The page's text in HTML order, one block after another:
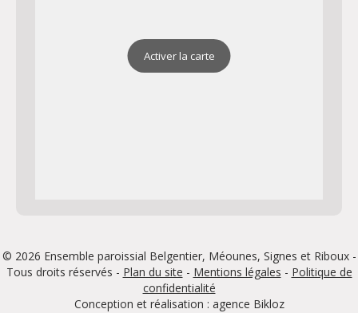
Activer la carte
© 2026 Ensemble paroissial Belgentier, Méounes, Signes et Riboux -
Tous droits réservés - Plan du site - Mentions légales - Politique de
confidentialité
Conception et réalisation : agence Bikloz